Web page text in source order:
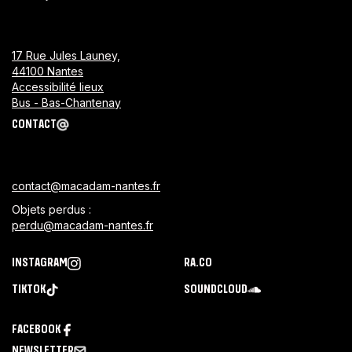
17 Rue Jules Launey,
44100 Nantes
Accessibilité lieux
Bus - Bas-Chantenay
CONTACT
contact@macadam-nantes.fr
Objets perdus :
perdu@macadam-nantes.fr
INSTAGRAM RA.CO
SOUNDCLOUD
FACEBOOK
TIKTOK